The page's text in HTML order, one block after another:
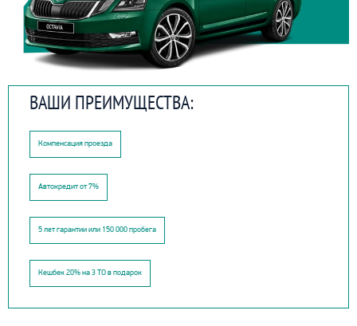
ВАШИ ПРЕИМУЩЕСТВА:
Компенсация проезда
Автокредит от 7%
5 лет гарантии или 150 000 пробега
Кешбек 20% на 3 ТО в подарок